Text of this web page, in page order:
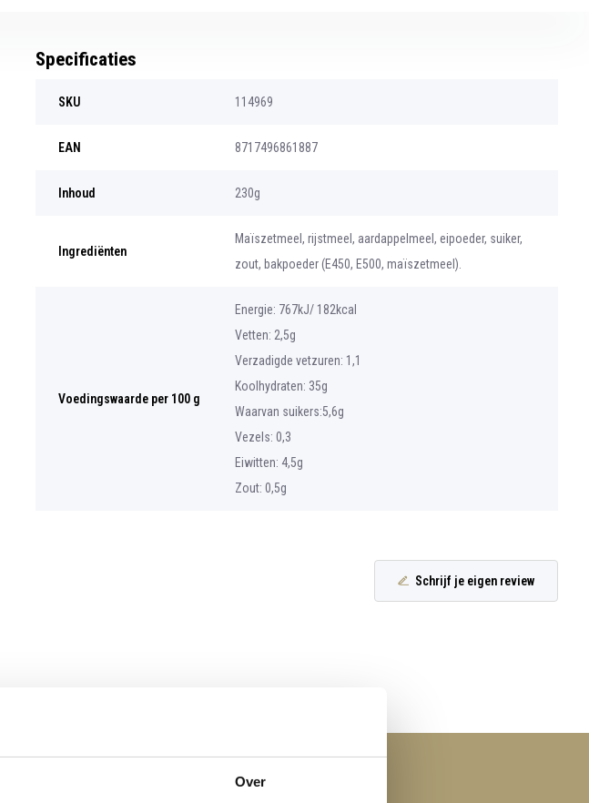
Over
Specificaties
SKU 114969
EAN 8717496861887
Inhoud 230g
Ingrediënten
Maïszetmeel, rijstmeel, aardappelmeel, eipoeder, suiker,
zout, bakpoeder (E450, E500, maïszetmeel).
Voedingswaarde per 100 g
Energie: 767kJ/ 182kcal
Vetten: 2,5g
Verzadigde vetzuren: 1,1
Koolhydraten: 35g
Waarvan suikers:5,6g
Vezels: 0,3
Eiwitten: 4,5g
Zout: 0,5g
Schrijf je eigen review